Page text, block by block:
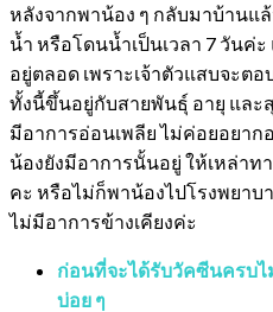
หลังจากพาน้อง ๆ กลับมาบ้านแ
น้ำ หรือโดนน้ำเป็นเวลา 7 วันค่
อยู่ตลอด เพราะเจ้าตัวแสบจะ
ทั้งนี้ขึ้นอยู่กับสายพันธุ์ อายุ และ
มีอาการอ่อนเพลีย ไม่ค่อยอยาก
น้องยังมีอาการนั้นอยู่ ให้เหล่า
คะ หรือไม่ก็พาน้องไปโรงพยาบ
ไม่มีอาการข้างเคียงค่ะ
ก่อนที่จะได้รับวัคซีนครบไ
บ่อย ๆ